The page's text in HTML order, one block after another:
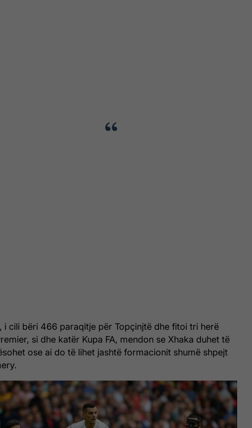
i cili bëri 466 paraqitje për Topçinjtë dhe fitoi tri herë
si dhe katër Kupa FA, mendon se Xhaka duhet të
ose ai do të lihet jashtë formacionit shumë shpejt